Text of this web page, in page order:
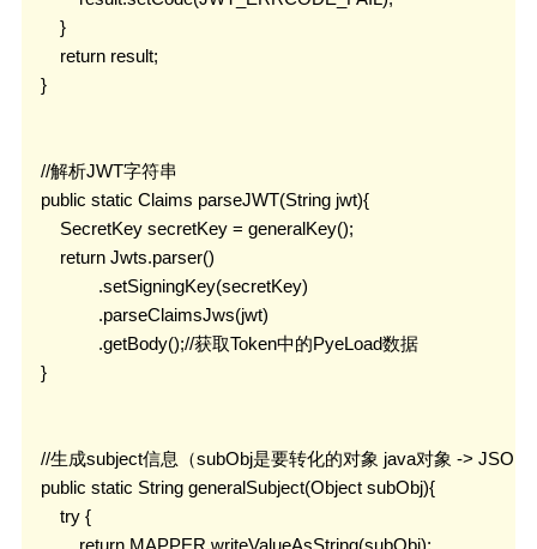
        }
        return result;
    }
    //解析JWT字符串
    public static Claims parseJWT(String jwt){
        SecretKey secretKey = generalKey();
        return Jwts.parser()
                .setSigningKey(secretKey)
                .parseClaimsJws(jwt)
                .getBody();//获取Token中的PyeLoad数据
    }
//生成subject信息（subObj是要转化的对象 java对象 -> JSON
    public static String generalSubject(Object subObj){
        try {
            return MAPPER.writeValueAsString(subObj);